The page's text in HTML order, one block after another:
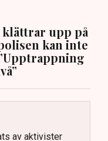
upp på
kan inte
av aktivister